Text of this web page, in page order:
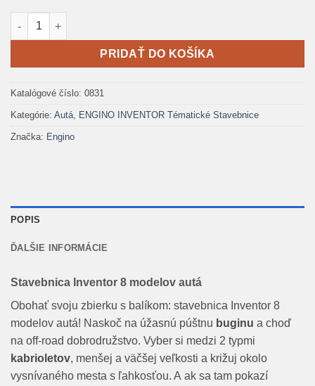
množstvo Engino Inventor 8 modelov Autá
PRIDAŤ DO KOŠÍKA
Katalógové číslo: 0831
Kategórie: Autá ENGINO INVENTOR Tématické Stavebnice
Značka: Engino
POPIS
ĎALŠIE INFORMÁCIE
Stavebnica Inventor 8 modelov autá
Obohať svoju zbierku s balíkom: stavebnica Inventor 8
modelov autá! Naskoč na úžasnú púštnu buginu a choď
na off-road dobrodružstvo. Vyber si medzi 2 typmi
kabrioletov, menšej a väčšej veľkosti a križuj okolo
vysnívaného mesta s ľahkosťou. A ak sa tam pokazí